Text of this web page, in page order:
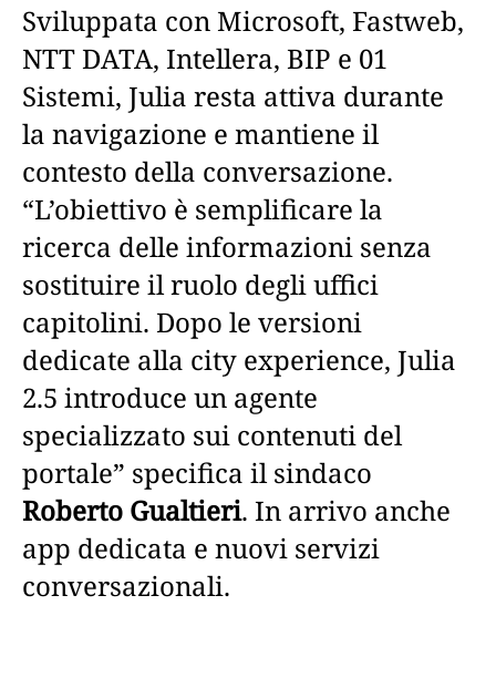
Sviluppata con Microsoft, Fastweb,
NTT DATA, Intellera, BIP e 01
Sistemi, Julia resta attiva durante
la navigazione e mantiene il
contesto della conversazione.
“L’obiettivo è semplificare la
ricerca delle informazioni senza
sostituire il ruolo degli uffici
capitolini. Dopo le versioni
dedicate alla city experience, Julia
2.5 introduce un agente
specializzato sui contenuti del
portale” specifica il sindaco
Roberto Gualtieri. In arrivo anche
app dedicata e nuovi servizi
conversazionali.